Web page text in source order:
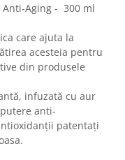
Anti-Aging - 300 ml
care ajuta la
acesteia pentru
din produsele
infuzată cu aur
anti-
patentați